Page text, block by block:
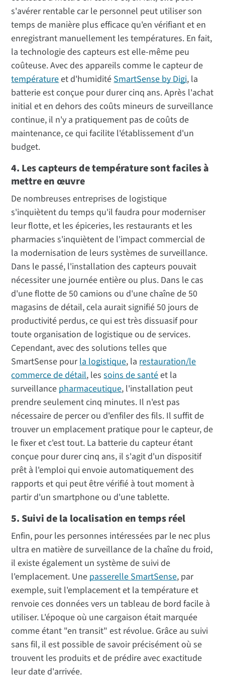
s'avérer rentable car le personnel peut utiliser son
temps de manière plus efficace qu'en vérifiant et en
enregistrant manuellement les températures. En fait,
la technologie des capteurs est elle-même peu
coûteuse. Avec des appareils comme le capteur de
températureet d'humiditéSmartSense by Digi, la
batterie est conçue pour durer cinq ans. Après l'achat
initial et en dehors des coûts mineurs de surveillance
continue, il n'y a pratiquement pas de coûts de
maintenance, ce qui facilite l'établissement d'un
budget.
4. Les capteurs de température sont faciles à
mettre en œuvre
De nombreuses entreprises de logistique
s'inquiètent du temps qu'il faudra pour moderniser
leur flotte, et les épiceries, les restaurants et les
pharmacies s'inquiètent de l'impact commercial de
la modernisation de leurs systèmes de surveillance.
Dans le passé, l'installation des capteurs pouvait
nécessiter une journée entière ou plus. Dans le cas
d'une flotte de 50 camions ou d'une chaîne de 50
magasins de détail, cela aurait signifié 50 jours de
productivité perdus, ce qui est très dissuasif pour
toute organisation de logistique ou de services.
Cependant, avec des solutions telles que
SmartSense pourla logistique, larestauration/le
commerce de détail, lessoins de santéet la
surveillancepharmaceutique, l'installation peut
prendre seulement cinq minutes. Il n'est pas
nécessaire de percer ou d'enfiler des fils. Il suffit de
trouver un emplacement pratique pour le capteur, de
le fixer et c'est tout. La batterie du capteur étant
conçue pour durer cinq ans, il s'agit d'un dispositif
prêt à l'emploi qui envoie automatiquement des
rapports et qui peut être vérifié à tout moment à
partir d'un smartphone ou d'une tablette.
5. Suivi de la localisation en temps réel
Enfin, pour les personnes intéressées par le nec plus
ultra en matière de surveillance de la chaîne du froid,
il existe également un système de suivi de
l'emplacement. Unepasserelle SmartSense, par
exemple, suit l'emplacement et la température et
renvoie ces données vers un tableau de bord facile à
utiliser. L'époque où une cargaison était marquée
comme étant "en transit" est révolue. Grâce au suivi
sans fil, il est possible de savoir précisément où se
trouvent les produits et de prédire avec exactitude
leur date d'arrivée.